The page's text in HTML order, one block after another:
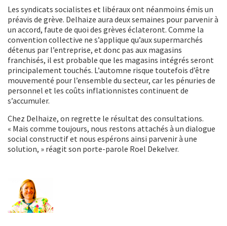
Les syndicats socialistes et libéraux ont néanmoins émis un
préavis de grève. Delhaize aura deux semaines pour parvenir à
un accord, faute de quoi des grèves éclateront. Comme la
convention collective ne s’applique qu’aux supermarchés
détenus par l’entreprise, et donc pas aux magasins
franchisés, il est probable que les magasins intégrés seront
principalement touchés. L’automne risque toutefois d’être
mouvementé pour l’ensemble du secteur, car les pénuries de
personnel et les coûts inflationnistes continuent de
s’accumuler.
Chez Delhaize, on regrette le résultat des consultations.
« Mais comme toujours, nous restons attachés à un dialogue
social constructif et nous espérons ainsi parvenir à une
solution, » réagit son porte-parole Roel Dekelver.